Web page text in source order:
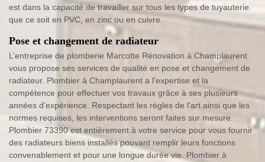
est dans la capacité de travailler sur tous les types de tuyauterie
que ce soit en PVC, en zinc ou en cuivre.
Pose et changement de radiateur
L’entreprise de plomberie Marcotte Rénovation à Champlaurent
vous propose ses services de qualité en pose et changement de
radiateur. Plombier à Champlaurent a l’expertise et la
compétence pour effectuer vos travaux grâce à ses plusieurs
années d’expérience. Respectant les règles de l'art ainsi que les
normes requises, les interventions seront faites sur mesure.
Plombier 73390 est entièrement à votre service pour vous fournir
des radiateurs biens installés pouvant remplir leurs fonctions
convenablement et pour une longue durée vie. Plombier à